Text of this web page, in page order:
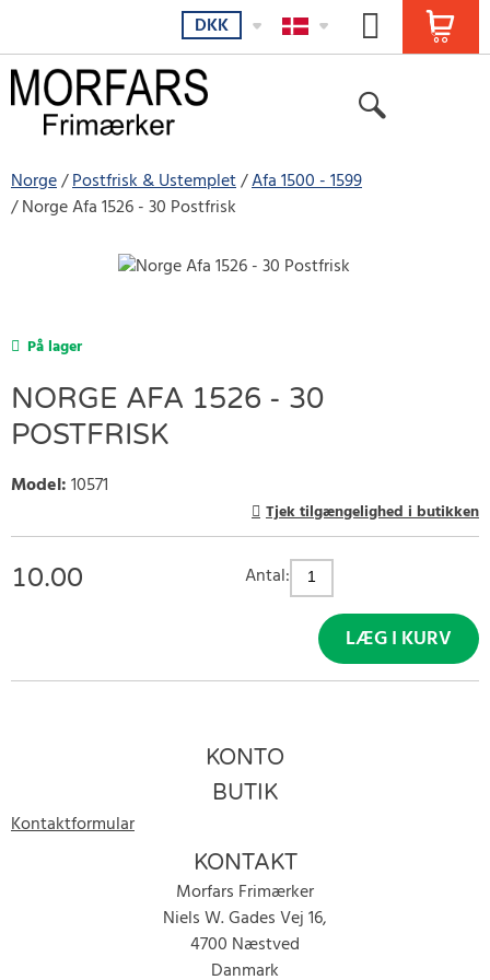
DKK
Norge Postfrisk & Ustemplet Afa 1500 - 1599
Norge Afa 1526 - 30 Postfrisk
På lager
NORGE AFA 1526 - 30
POSTFRISK
Model:10571
Tjek tilgængelighed i butikken
10.00 Antal:
LÆG I KURV
KONTO
BUTIK
Kontaktformular
KONTAKT
Morfars Frimærker
Niels W. Gades Vej 16,
4700 Næstved
Danmark